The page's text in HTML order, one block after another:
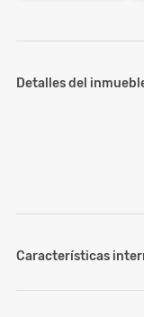
Detalles del
Características